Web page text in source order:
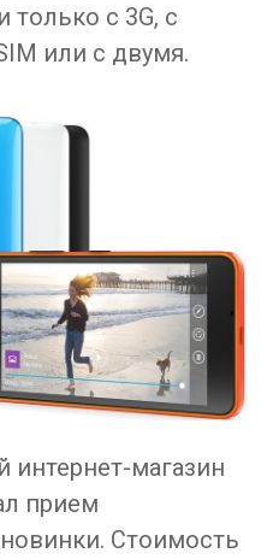
только с 3G, с
или с двумя.
интернет-магазин
прием
Стоимость